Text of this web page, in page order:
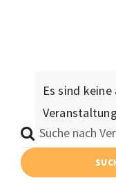
Es sind
Id
Bitte
Schlüsselwort
eingeben.